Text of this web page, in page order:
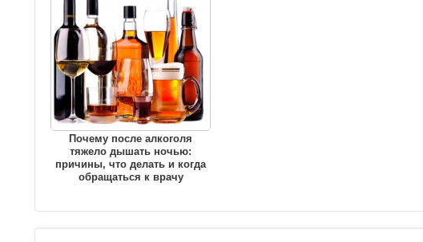
Почему после алкоголя
тяжело дышать ночью:
причины, что делать и когда
обращаться к врачу